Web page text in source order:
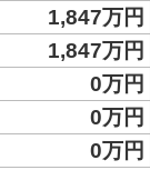
1,847万円
1,847万円
0万円
0万円
0万円